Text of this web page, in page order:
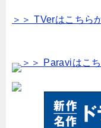
＞＞ TVerはこちら
＞＞ Paraviはこ